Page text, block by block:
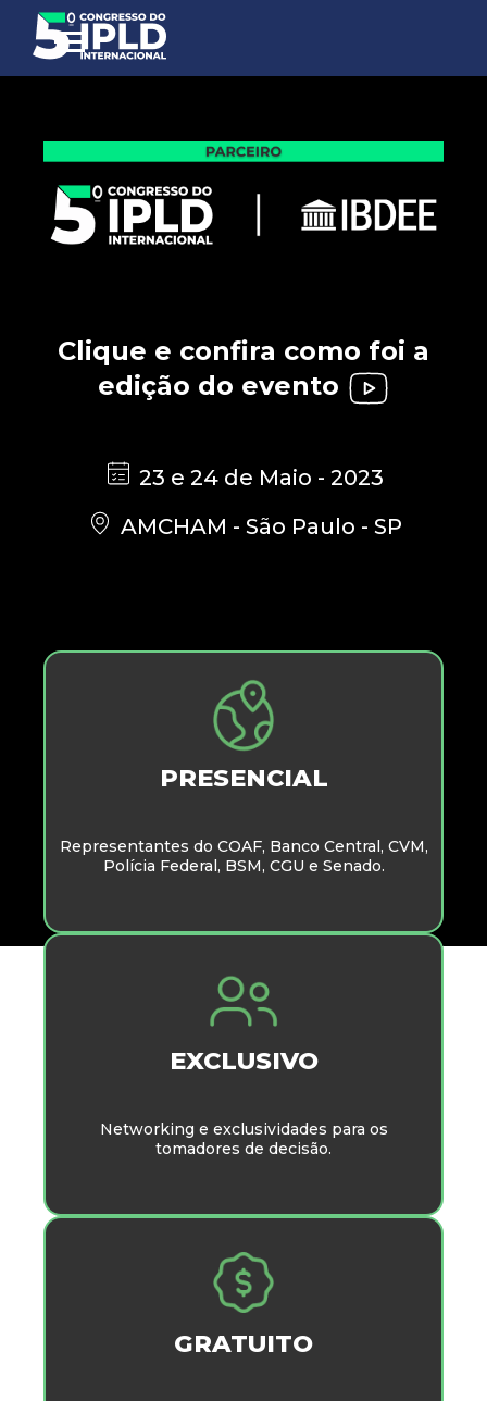
Clique e confira como foi a
edição do evento
23 e 24 de Maio - 2023
AMCHAM - São Paulo - SP
PRESENCIAL
Representantes do COAF, Banco Central, CVM,
Polícia Federal, BSM, CGU e Senado.
EXCLUSIVO
Networking e exclusividades para os
tomadores de decisão.
GRATUITO